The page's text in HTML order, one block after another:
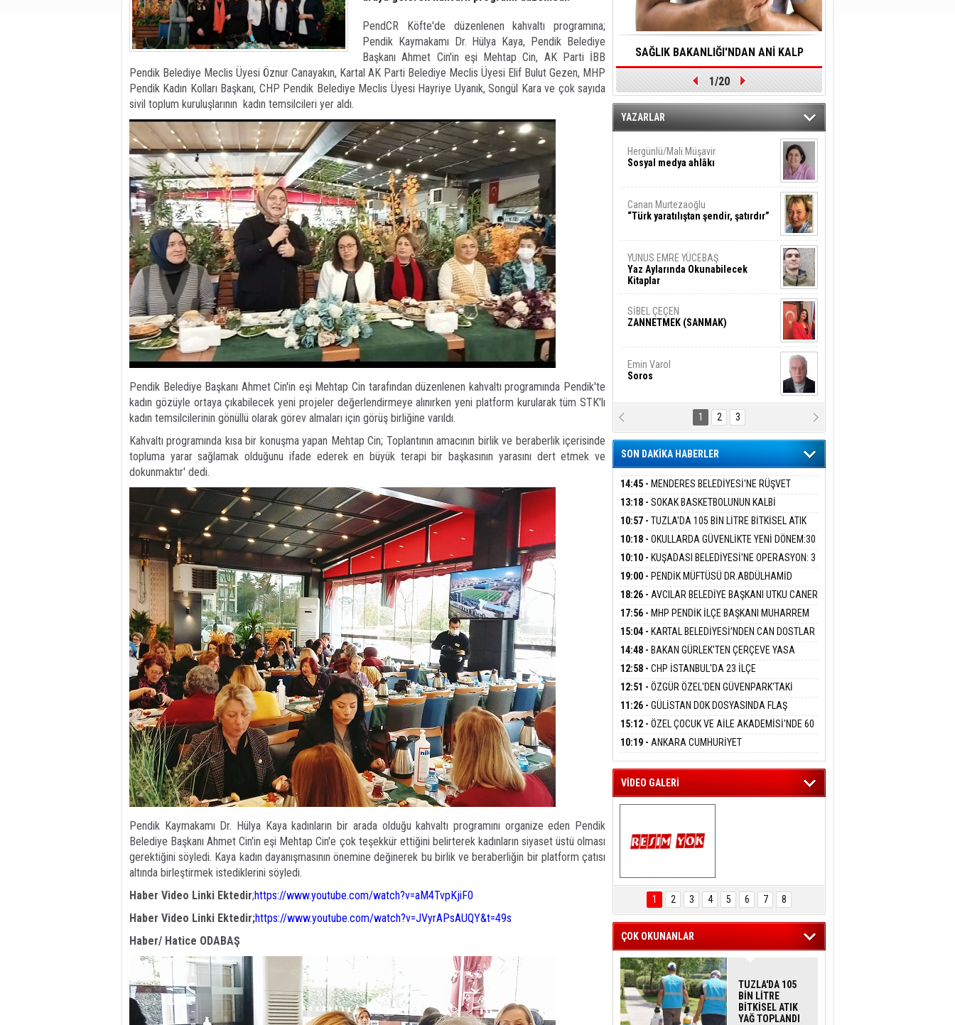
PendCR Köfte'de düzenlenen kahvaltı programına;
Pendik Kaymakamı Dr. Hülya Kaya, Pendik Belediye
Başkanı Ahmet Cin'in eşi Mehtap Cin, AK Parti İBB
Pendik Belediye Meclis Üyesi Öznur Canayakın, Kartal AK Parti Belediye Meclis Üyesi Elif Bulut Gezen, MHP
Pendik Kadın Kolları Başkanı, CHP Pendik Belediye Meclis Üyesi Hayriye Uyanık, Songül Kara ve çok sayıda
sivil toplum kuruluşlarının kadın temsilcileri yer aldı.
Pendik Belediye Başkanı Ahmet Cin'in eşi Mehtap Cin tarafından düzenlenen kahvaltı programında Pendik'te
kadın gözüyle ortaya çıkabilecek yeni projeler değerlendirmeye alınırken yeni platform kurularak tüm STK'lı
kadın temsilcilerinin gönüllü olarak görev almaları için görüş birliğine varıldı.
Kahvaltı programında kısa bir konuşma yapan Mehtap Cin; Toplantının amacının birlik ve beraberlik içerisinde
topluma yarar sağlamak olduğunu ifade ederek en büyük terapi bir başkasının yarasını dert etmek ve
dokunmaktır' dedi.
Pendik Kaymakamı Dr. Hülya Kaya kadınların bir arada olduğu kahvaltı programını organize eden Pendik
Belediye Başkanı Ahmet Cin'in eşi Mehtap Cin'e çok teşekkür ettiğini belirterek kadınların siyaset üstü olması
gerektiğini söyledi. Kaya kadın dayanışmasının önemine değinerek bu birlik ve beraberliğin bir platform çatısı
altında birleştirmek istediklerini söyledi.
Haber Video Linki Ektedir;https://www.youtube.com/watch?v=aM4TvpKjiF0
Haber Video Linki Ektedir;https://www.youtube.com/watch?v=JVyrAPsAUQY&t=49s
Haber/ Hatice ODABAŞ
SAĞLIK BAKANLIĞI'NDAN ANİ KALP
DURMALARINA HIZLI MÜDAHALE
EDİLMESİNE YÖNELİK ÖNLENMESİ İÇİN
ÖNEMLİ ADIM
1/20
YAZARLAR
Hergünlü/Mali Müşavir
Sosyal medya ahlâkı
Canan Murtezaoğlu
“Türk yaratılıştan şendir, şatırdır”
YUNUS EMRE YÜCEBAŞ
Yaz Aylarında Okunabilecek
Kitaplar
SİBEL ÇEÇEN
ZANNETMEK (SANMAK)
Emin Varol
Soros
Karanlık DNA Kuşaklararası
Şiddetin Biyolojik Faturası
Şiyar Adıyaman
Ben Bu Sahaya Sığmazam
Hasan Ali Çölük
Bir Satırın İçindeki İnsan
Ezgi Kılıç
SİVAS: ATEŞE ATILAN VİCDAN
BARIŞ BAŞARSLAN
ADANMAK
Meltem Kaynas
AFFETMEYECEĞİM!
1 2 3
SON DAKİKA HABERLER
14:45 - MENDERES BELEDİYESİ'NE RÜŞVET
OPERASYONU:BELEDİYE BAŞKANI İLKAY ÇİÇEK
ADLİYEYE SEVK EDİLDİ
13:18 - SOKAK BASKETBOLUNUN KALBİ
ÜMRANİYE’DE ATACAK
10:57 - TUZLA'DA 105 BİN LİTRE BİTKİSEL ATIK
YAĞ TOPLANDI
10:18 - OKULLARDA GÜVENLİKTE YENİ DÖNEM:30
BİN PERSONEL ALINACAK DEDEKTÖRLÜ ARAMA
GELİYOR
10:10 - KUŞADASI BELEDİYESİ'NE OPERASYON: 3
DALGADA 15 GÖZALTI
19:00 - PENDİK MÜFTÜSÜ DR.ABDÜLHAMİD
PEHLİVAN BASIN MENSUPLARINI AĞIRLADI
18:26 - AVCILAR BELEDİYE BAŞKANI UTKU CANER
ÇANKAYA HAKKINDA TAHLİYE KARARI
17:56 - MHP PENDİK İLÇE BAŞKANI MUHARREM
KIR KARTAL ORDULULAR DERNEĞİ HEYETİNİ
AĞIRLADI
15:04 - KARTAL BELEDİYESİ’NDEN CAN DOSTLAR
İÇİN DEV YATIRIM!
14:48 - BAKAN GÜRLEK'TEN ÇERÇEVE YASA
AÇIKLAMASI:''KIRMIZI ÇİZGİMİZ ŞEHİT AİLELERİ
VE GAZİLERİMİZİN HASSASİYETİDİR''
12:58 - CHP İSTANBUL'DA 23 İLÇE
BAŞKANLIĞI'NDA ATAMALAR GERÇEKLEŞTİ
12:51 - ÖZGÜR ÖZEL'DEN GÜVENPARK'TAKİ
GAZİLERE DESTEK:''SONUÇ ALANA KADAR
ARKANIZDAYIZ''
11:26 - GÜLİSTAN DOK DOSYASINDA FLAŞ
GELİŞME: 2 DALGIÇ DELİL KARARTMA
SUÇLAMASIYLA TUTUTKLANDI
15:12 - ÖZEL ÇOCUK VE AİLE AKADEMİSİ'NDE 60
ÇOCUĞA HİZMET VERİLDİ
10:19 - ANKARA CUMHURİYET
BAŞSAVCILIĞINDAN ÖZGÜR ÖZEL VE VELİ
AĞBABA HAKKINDA FEZLEKE
VİDEO GALERİ
KARTAL ENGELSİZ
YAŞAM FESTİVALİ
KONSERİ
İZLEYİCİLERİ MEST
1 2 3 4 5 6 7 8
ÇOK OKUNANLAR
TUZLA'DA 105
BİN LİTRE
BİTKİSEL ATIK
YAĞ TOPLANDI